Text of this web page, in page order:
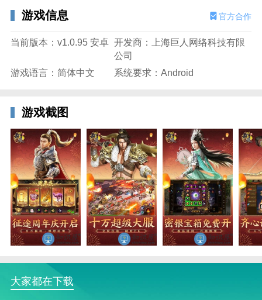
原始征途九游版安卓特色
1、在这里你可以一心三用，在刷装备的同时也可以升
级，还能获得翅膀奖励
游戏信息 官方合作
当前版本：v1.0.95 安卓 开发商：上海巨人网络科技有限
公司
游戏语言：简体中文
系统要求：Android
游戏截图
大家都在下载